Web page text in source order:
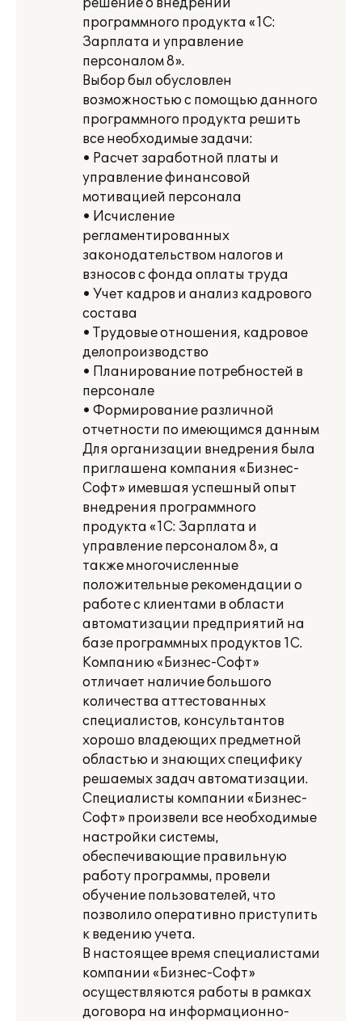
решение о внедрении
программного продукта «1С:
Зарплата и управление
персоналом 8».
Выбор был обусловлен
возможностью с помощью данного
программного продукта решить
все необходимые задачи:
• Расчет заработной платы и
управление финансовой
мотивацией персонала
• Исчисление
регламентированных
законодательством налогов и
взносов с фонда оплаты труда
• Учет кадров и анализ кадрового
состава
• Трудовые отношения, кадровое
делопроизводство
• Планирование потребностей в
персонале
• Формирование различной
отчетности по имеющимся данным
Для организации внедрения была
приглашена компания «Бизнес-
Софт» имевшая успешный опыт
внедрения программного
продукта «1С: Зарплата и
управление персоналом 8», а
также многочисленные
положительные рекомендации о
работе с клиентами в области
автоматизации предприятий на
базе программных продуктов 1С.
Компанию «Бизнес-Софт»
отличает наличие большого
количества аттестованных
специалистов, консультантов
хорошо владеющих предметной
областью и знающих специфику
решаемых задач автоматизации.
Специалисты компании «Бизнес-
Софт» произвели все необходимые
настройки системы,
обеспечивающие правильную
работу программы, провели
обучение пользователей, что
позволило оперативно приступить
к ведению учета.
В настоящее время специалистами
компании «Бизнес-Софт»
осуществляются работы в рамках
договора на информационно-